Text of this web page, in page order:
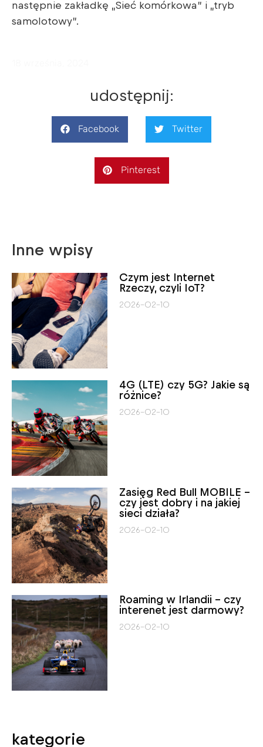
następnie zakładkę „Sieć komórkowa” i „tryb
samolotowy”.
udostępnij:
Facebook Twitter
Pinterest
Inne wpisy
Czym jest Internet
Rzeczy, czyli IoT?
2026-02-10
4G (LTE) czy 5G? Jakie są
różnice?
2026-02-10
Zasięg Red Bull MOBILE –
czy jest dobry i na jakiej
sieci działa?
2026-02-10
Roaming w Irlandii – czy
interenet jest darmowy?
2026-02-10
kategorie